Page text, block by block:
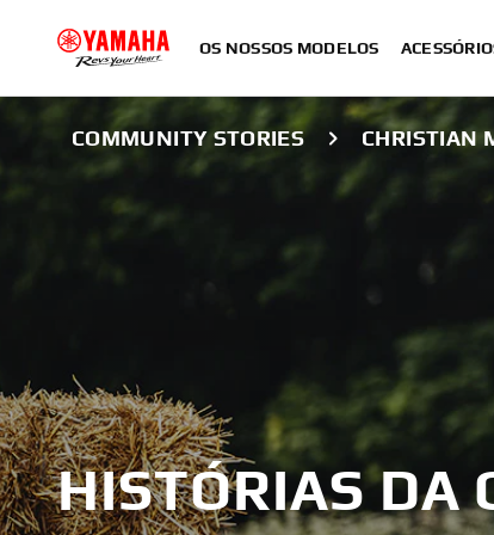
OS NOSSOS MODELOS
COMMUNITY STORIES CHRISTIAN
HISTÓRIAS DA